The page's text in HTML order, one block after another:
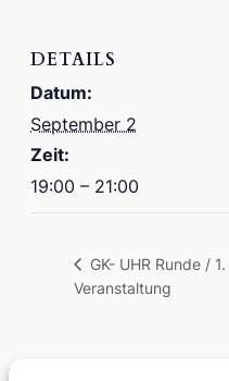
DETAILS
Datum:
September 2
Zeit:
19:00 – 21:00
GK- UHR Runde / 1.
Veranstaltung